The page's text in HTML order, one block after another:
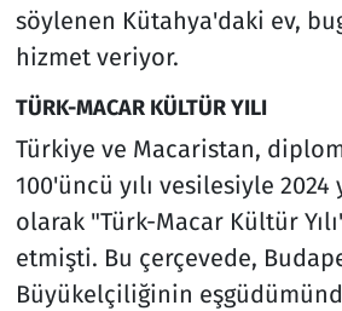
söylenen Kütahya'daki ev,
hizmet veriyor.
TÜRK-MACAR KÜLTÜR YILI
Türkiye ve Macaristan,
100'üncü yılı vesilesiyle 2024
olarak "Türk-Macar Kültür
etmişti. Bu çerçevede,
Büyükelçiliğinin